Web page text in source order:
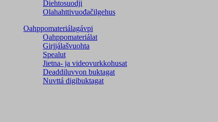
Diehtosuodji
Olahahttivuođačilgehus
Oahppomateriálagávpi
Oahppomateriálat
Girjjálašvuohta
Spealut
Jietna- ja videovurkkohusat
Deaddiluvvon buktagat
Nuvttá digibuktagat